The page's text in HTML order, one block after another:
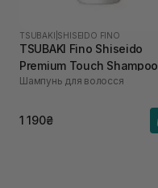
TSUBAKI SHISEIDO FINO
TSUBAKI Fino Shiseido
Premium Touch Shampoo
550 мл
Шампунь для волосcя
1 190₴